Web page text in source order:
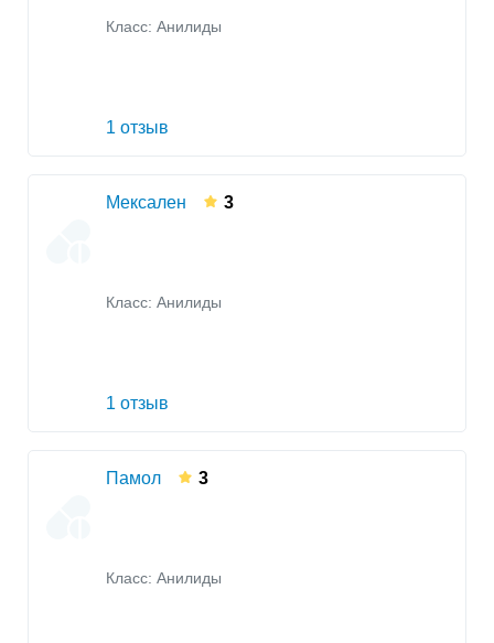
Класс: Анилиды
1 отзыв
Мексален 3
Класс: Анилиды
1 отзыв
Памол 3
Класс: Анилиды